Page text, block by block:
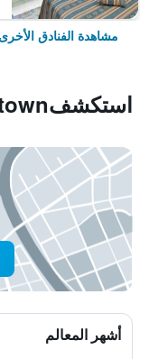
مشاهدة الفنادق
استكشفDowntown, بوسيتانو
أشهر المعالم